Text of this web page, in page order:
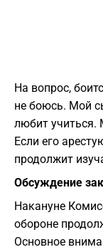
На вопрос,
не боюсь. Мой
любит учиться.
Если его
продолжит
Обсуждение
Накануне
обороне
Основное